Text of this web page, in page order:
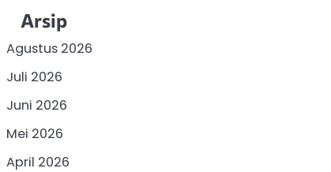
Arsip
Agustus 2026
Juli 2026
Juni 2026
Mei 2026
April 2026